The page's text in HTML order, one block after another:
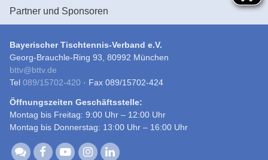
Partner und Sponsoren
Bayerischer Tischtennis-Verband e.V.
Georg-Brauchle-Ring 93, 80992 München
bttv@bttv.de
Tel 089/15702-420 · Fax 089/15702-424
Öffnungszeiten Geschäftsstelle:
Montag bis Freitag: 9:00 Uhr – 12:00 Uhr
Montag bis Donnerstag: 13:00 Uhr – 16:00 Uhr